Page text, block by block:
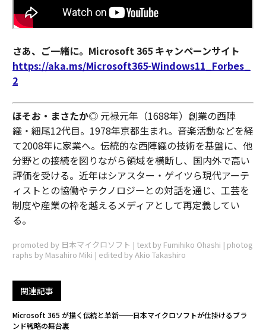
さあ、ご一緒に。Microsoft 365 キャンペーンサイト
https://aka.ms/Microsoft365-Windows11_Forbes_
2
ほそお・まさたか◎ 元禄元年（1688年）創業の西陣
織・細尾12代目。1978年京都生まれ。音楽活動などを経
て2008年に家業へ。伝統的な西陣織の技術を基盤に、他
分野との接続を図りながら領域を横断し、国内外で高い
評価を受ける。近年はシアスター・ゲイツら現代アーテ
ィストとの協働やテクノロジーとの対話を通じ、工芸を
制度や産業の枠を越えるメディアとして再定義してい
る。
promoted by 日本マイクロソフト | text by Fumihiko Ohashi | photog
raphs by Masahiro Miki | edited by Akio Takashiro
関連記事
Microsoft 365 が描く伝統と革新──日本マイクロソフトが仕掛けるブラ
ンド戦略の舞台裏